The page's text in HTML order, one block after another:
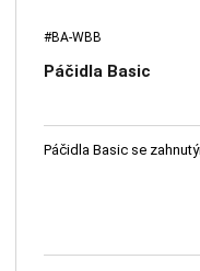
#BA-WBB
Páčidla Basic
Páčidla Basic se